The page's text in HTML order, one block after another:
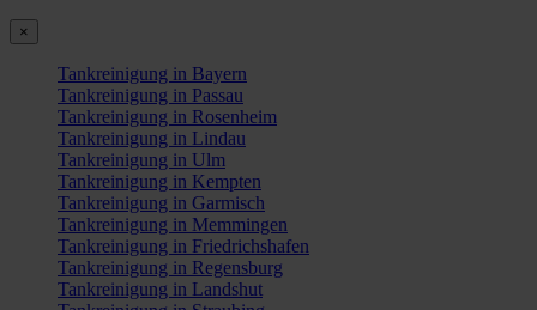
×
Tankreinigung in Bayern
Tankreinigung in Passau
Tankreinigung in Rosenheim
Tankreinigung in Lindau
Tankreinigung in Ulm
Tankreinigung in Kempten
Tankreinigung in Garmisch
Tankreinigung in Memmingen
Tankreinigung in Friedrichshafen
Tankreinigung in Regensburg
Tankreinigung in Landshut